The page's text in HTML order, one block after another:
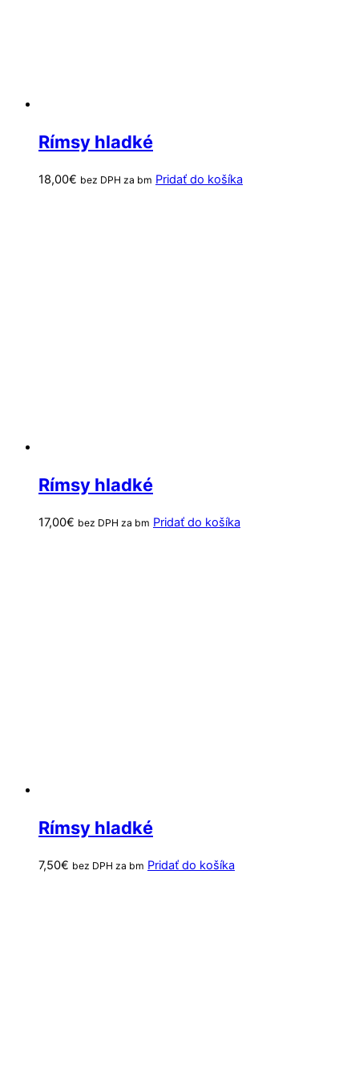
Rímsy hladké
18,00€ bez DPH za bm Pridať do košíka
Rímsy hladké
17,00€ bez DPH za bm Pridať do košíka
Rímsy hladké
7,50€ bez DPH za bm Pridať do košíka